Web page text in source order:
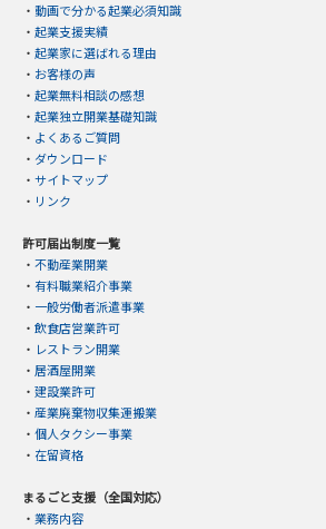
・ 動画で分かる起業必須知識
・ 起業支援実績
・ 起業家に選ばれる理由
・ お客様の声
・ 起業無料相談の感想
・ 起業独立開業基礎知識
・ よくあるご質問
・ ダウンロード
・ サイトマップ
・ リンク
許可届出制度一覧
・ 不動産業開業
・ 有料職業紹介事業
・ 一般労働者派遣事業
・ 飲食店営業許可
・ レストラン開業
・ 居酒屋開業
・ 建設業許可
・ 産業廃棄物収集運搬業
・ 個人タクシー事業
・ 在留資格
まるごと支援（全国対応）
・ 業務内容